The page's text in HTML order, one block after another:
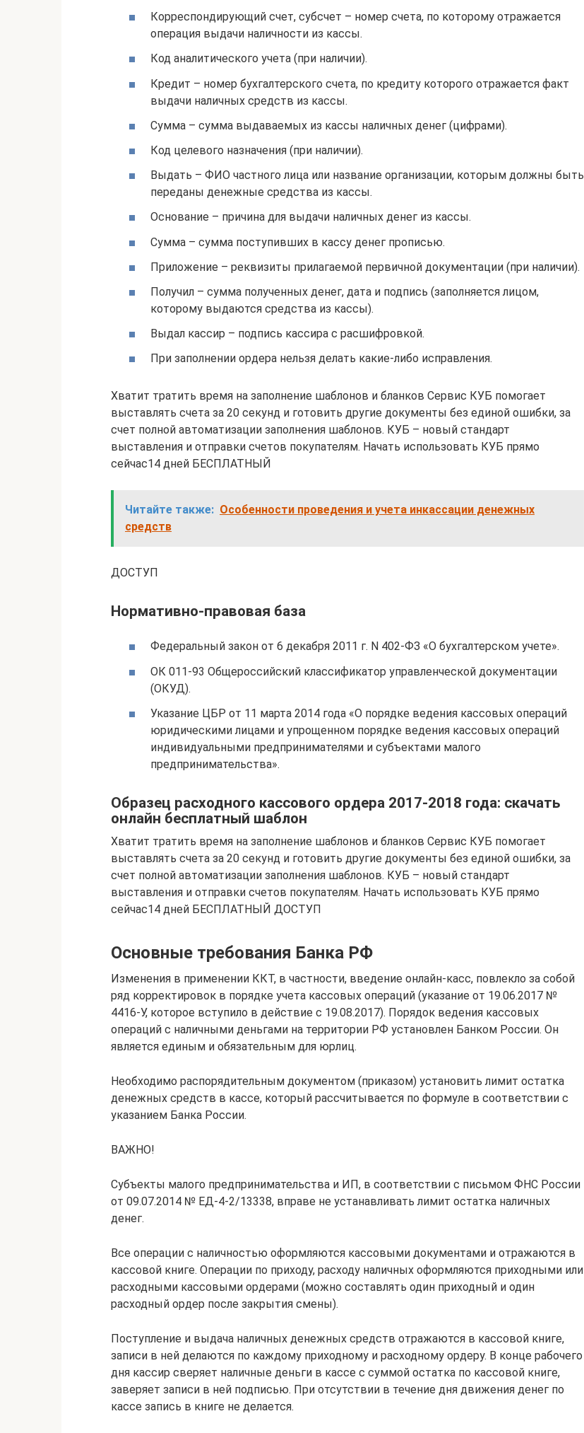
Корреспондирующий счет, субсчет – номер счета, по которому отражается
операция выдачи наличности из кассы.
Код аналитического учета (при наличии).
Кредит – номер бухгалтерского счета, по кредиту которого отражается факт
выдачи наличных средств из кассы.
Сумма – сумма выдаваемых из кассы наличных денег (цифрами).
Код целевого назначения (при наличии).
Выдать – ФИО частного лица или название организации, которым должны быть
переданы денежные средства из кассы.
Основание – причина для выдачи наличных денег из кассы.
Сумма – сумма поступивших в кассу денег прописью.
Приложение – реквизиты прилагаемой первичной документации (при наличии).
Получил – сумма полученных денег, дата и подпись (заполняется лицом,
которому выдаются средства из кассы).
Выдал кассир – подпись кассира с расшифровкой.
При заполнении ордера нельзя делать какие-либо исправления.
Хватит тратить время на заполнение шаблонов и бланков Сервис КУБ помогает
выставлять счета за 20 секунд и готовить другие документы без единой ошибки, за
счет полной автоматизации заполнения шаблонов. КУБ – новый стандарт
выставления и отправки счетов покупателям. Начать использовать КУБ прямо
сейчас14 дней БЕСПЛАТНЫЙ
Читайте также: Особенности проведения и учета инкассации денежных
средств
ДОСТУП
Нормативно-правовая база
Федеральный закон от 6 декабря 2011 г. N 402-ФЗ «О бухгалтерском учете».
ОК 011-93 Общероссийский классификатор управленческой документации
(ОКУД).
Указание ЦБР от 11 марта 2014 года «О порядке ведения кассовых операций
юридическими лицами и упрощенном порядке ведения кассовых операций
индивидуальными предпринимателями и субъектами малого
предпринимательства».
Образец расходного кассового ордера 2017-2018 года: скачать
онлайн бесплатный шаблон
Хватит тратить время на заполнение шаблонов и бланков Сервис КУБ помогает
выставлять счета за 20 секунд и готовить другие документы без единой ошибки, за
счет полной автоматизации заполнения шаблонов. КУБ – новый стандарт
выставления и отправки счетов покупателям. Начать использовать КУБ прямо
сейчас14 дней БЕСПЛАТНЫЙ ДОСТУП
Основные требования Банка РФ
Изменения в применении ККТ, в частности, введение онлайн-касс, повлекло за собой
ряд корректировок в порядке учета кассовых операций (указание от 19.06.2017 №
4416-У, которое вступило в действие с 19.08.2017). Порядок ведения кассовых
операций с наличными деньгами на территории РФ установлен Банком России. Он
является единым и обязательным для юрлиц.
Необходимо распорядительным документом (приказом) установить лимит остатка
денежных средств в кассе, который рассчитывается по формуле в соответствии с
указанием Банка России.
ВАЖНО!
Субъекты малого предпринимательства и ИП, в соответствии с письмом ФНС России
от 09.07.2014 № ЕД-4-2/13338, вправе не устанавливать лимит остатка наличных
денег.
Все операции с наличностью оформляются кассовыми документами и отражаются в
кассовой книге. Операции по приходу, расходу наличных оформляются приходными или
расходными кассовыми ордерами (можно составлять один приходный и один
расходный ордер после закрытия смены).
Поступление и выдача наличных денежных средств отражаются в кассовой книге,
записи в ней делаются по каждому приходному и расходному ордеру. В конце рабочего
дня кассир сверяет наличные деньги в кассе с суммой остатка по кассовой книге,
заверяет записи в ней подписью. При отсутствии в течение дня движения денег по
кассе запись в книге не делается.